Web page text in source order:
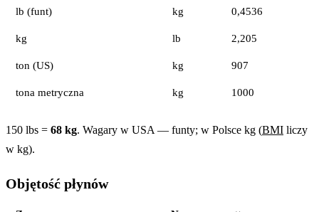
lb (funt) kg 0,4536
kg lb 2,205
ton (US) kg 907
tona metryczna kg 1000
150 lbs = 68 kg. Wagary w USA — funty; w Polsce kg (BMI liczy
w kg).
Objętość płynów